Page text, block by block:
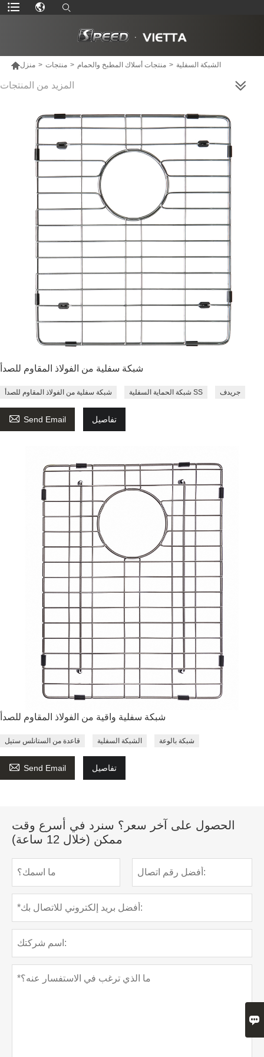
منزل > منتجات > منتجات أسلاك المطبخ والحمام > الشبكة السفلية
المزيد من المنتجات
شبكة سفلية من الفولاذ المقاوم للصدأ
شبكة سفلية من الفولاذ المقاوم للصدأ شبكة الحماية السفلية SS جريدف
 Send Email تفاصيل
شبكة سفلية واقية من الفولاذ المقاوم للصدأ
قاعدة من الستانلس ستيل الشبكة السفلية شبكة بالوعة
 Send Email تفاصيل
الحصول على آخر سعر؟ سنرد في أسرع وقت
ممكن (خلال 12 ساعة)
